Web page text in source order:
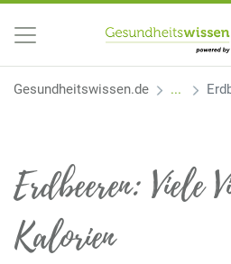
Gesundheitswissen.de
Erdbeeren: Viele
Kalorien